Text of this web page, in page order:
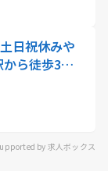
日祝休みや
ら徒歩3分/
by 求人ボックス